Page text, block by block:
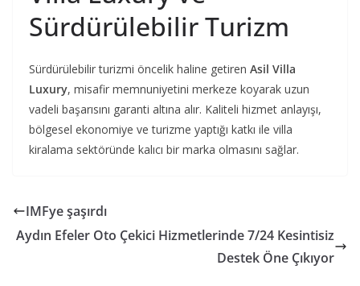
Sürdürülebilir Turizm
Sürdürülebilir turizmi öncelik haline getiren Asil Villa
Luxury, misafir memnuniyetini merkeze koyarak uzun
vadeli başarısını garanti altına alır. Kaliteli hizmet anlayışı,
bölgesel ekonomiye ve turizme yaptığı katkı ile villa
kiralama sektöründe kalıcı bir marka olmasını sağlar.
IMFye şaşırdı
Aydın Efeler Oto Çekici Hizmetlerinde 7/24 Kesintisiz
Destek Öne Çıkıyor